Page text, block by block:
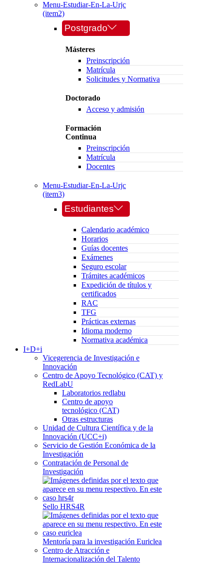
Menu-Estudiar-En-La-Urjc
(item2)
Postgrado
Másteres
Preinscripción
Matrícula
Solicitudes y Normativa
Doctorado
Acceso y admisión
Formación
Continua
Preinscripción
Matrícula
Docentes
Menu-Estudiar-En-La-Urjc
(item3)
Estudiantes
Calendario académico
Horarios
Guías docentes
Exámenes
Seguro escolar
Trámites académicos
Expedición de títulos y
certificados
RAC
TFG
Prácticas externas
Idioma moderno
Normativa académica
I+D+i
Vicegerencia de Investigación e
Innovación
Centro de Apoyo Tecnológico (CAT) y
RedLabU
Laboratorios redlabu
Centro de apoyo
tecnológico (CAT)
Otras estructuras
Unidad de Cultura Científica y de la
Innovación (UCC+i)
Servicio de Gestión Económica de la
Investigación
Contratación de Personal de
Investigación
Sello HRS4R
Mentoría para la investigación Euriclea
Centro de Atracción e
Internacionalización del Talento